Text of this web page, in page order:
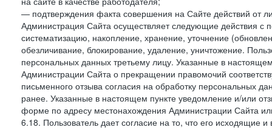
— подтверждения факта совершения на Сайте действий от
Администрация Сайта осуществляет следующие действия с
систематизацию, накопление, хранение, уточнение
обезличивание, блокирование, удаление, уничтожение.
персональных данных третьему лицу. Указанные в
Администрации Сайта о прекращении правомочий
письменного отзыва согласия на обработку персональных
ранее. Указанные в настоящем пункте уведомление и/или
форме по адресу местонахождения Администрации Сайта
6.18. Пользователь дает согласие на то, что его исходящие